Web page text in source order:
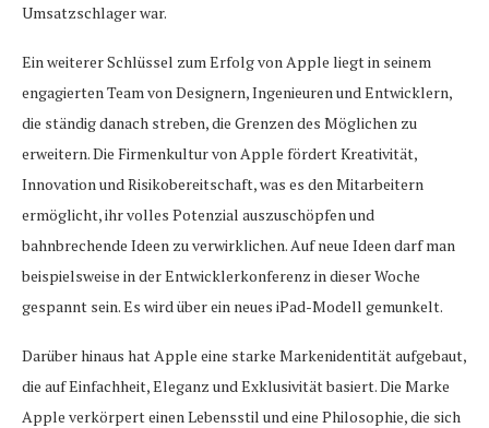
Umsatzschlager war.
Ein weiterer Schlüssel zum Erfolg von Apple liegt in seinem
engagierten Team von Designern, Ingenieuren und Entwicklern,
die ständig danach streben, die Grenzen des Möglichen zu
erweitern. Die Firmenkultur von Apple fördert Kreativität,
Innovation und Risikobereitschaft, was es den Mitarbeitern
ermöglicht, ihr volles Potenzial auszuschöpfen und
bahnbrechende Ideen zu verwirklichen. Auf neue Ideen darf man
beispielsweise in der Entwicklerkonferenz in dieser Woche
gespannt sein. Es wird über ein neues iPad-Modell gemunkelt.
Darüber hinaus hat Apple eine starke Markenidentität aufgebaut,
die auf Einfachheit, Eleganz und Exklusivität basiert. Die Marke
Apple verkörpert einen Lebensstil und eine Philosophie, die sich